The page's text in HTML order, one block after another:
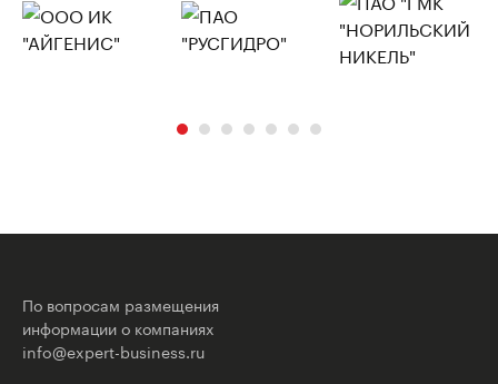
По вопросам размещения
информации о компаниях
info@expert-business.ru